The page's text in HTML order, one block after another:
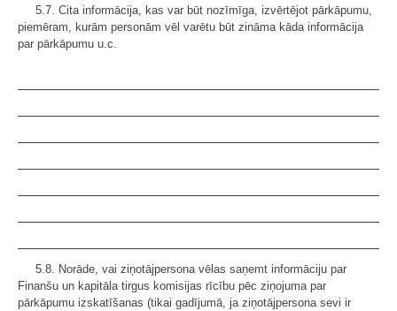
5.7. Cita informācija, kas var būt nozīmīga, izvērtējot pārkāpumu,
piemēram, kurām personām vēl varētu būt zināma kāda informācija
par pārkāpumu u.c.
5.8. Norāde, vai ziņotājpersona vēlas saņemt informāciju par
Finanšu un kapitāla tirgus komisijas rīcību pēc ziņojuma par
pārkāpumu izskatīšanas (tikai gadījumā, ja ziņotājpersona sevi ir